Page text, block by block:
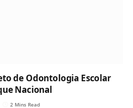
de Odontologia Escolar
Nacional
2 Mins Read